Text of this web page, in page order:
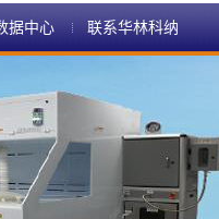
据中心 联系华林科纳